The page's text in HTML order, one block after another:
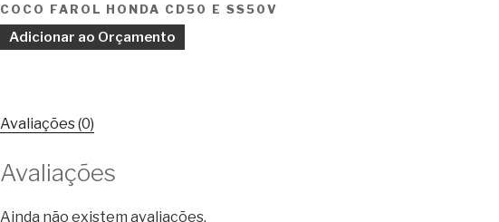
COCO FAROL HONDA CD50 E SS50V
Adicionar ao Orçamento
Avaliações (0)
Avaliações
Ainda não existem avaliações.